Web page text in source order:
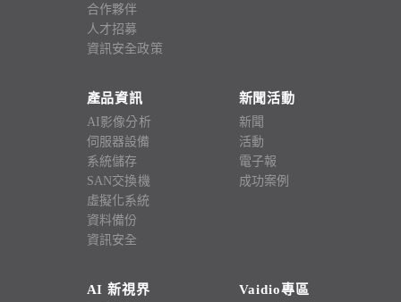
合作夥伴
人才招募
資訊安全政策
產品資訊
AI影像分析
伺服器設備
系統儲存
SAN交換機
虛擬化系統
資料備份
資訊安全
新聞活動
新聞
活動
電子報
成功案例
AI 新視界 Vaidio專區